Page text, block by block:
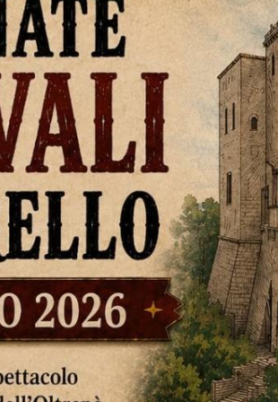
famiglia che ha dato il nome al
difensivo che nei secoli ha
assedi. Le vie acciottolate del
nei giorni della manifestazione si
villaggio medievale,
il Museo d'arte contemporanea
Dal Verme e il Magazzino dei
dedicato alla memoria storica del
è facilmente raggiungibile da
Voghera e Varzi, ed è una tappa
l'Oltrepò Pavese anche per la
FREQUENTI SULLE
MEDIEVALI DI
2026
le Giornate Medievali di